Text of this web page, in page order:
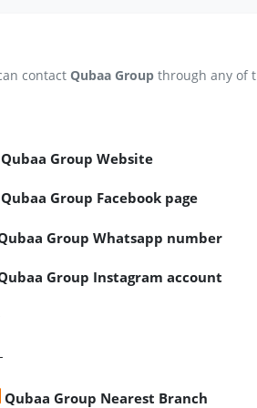
contact Qubaa Group through any of
Qubaa Group Website
Qubaa Group Facebook page
Group Whatsapp number
Group Instagram account
-
Qubaa Group Nearest Branch